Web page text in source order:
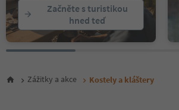
Začněte s turistikou
hned teď
Zážitky a akce Kostely a kláštery